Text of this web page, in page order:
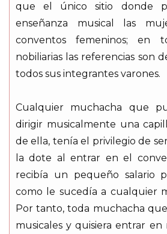
que el único sitio donde
enseñanza musical las
conventos femeninos; en
nobiliarias las referencias son
todos sus integrantes varones.
Cualquier muchacha que
dirigir musicalmente una
de ella, tenía el privilegio de
la dote al entrar en el
recibía un pequeño salario
como le sucedía a cualquier
Por tanto, toda muchacha
musicales y quisiera entrar